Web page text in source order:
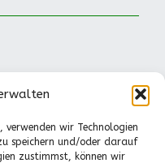
wir Technologien
speichern und/oder darauf
zustimmst, können wir